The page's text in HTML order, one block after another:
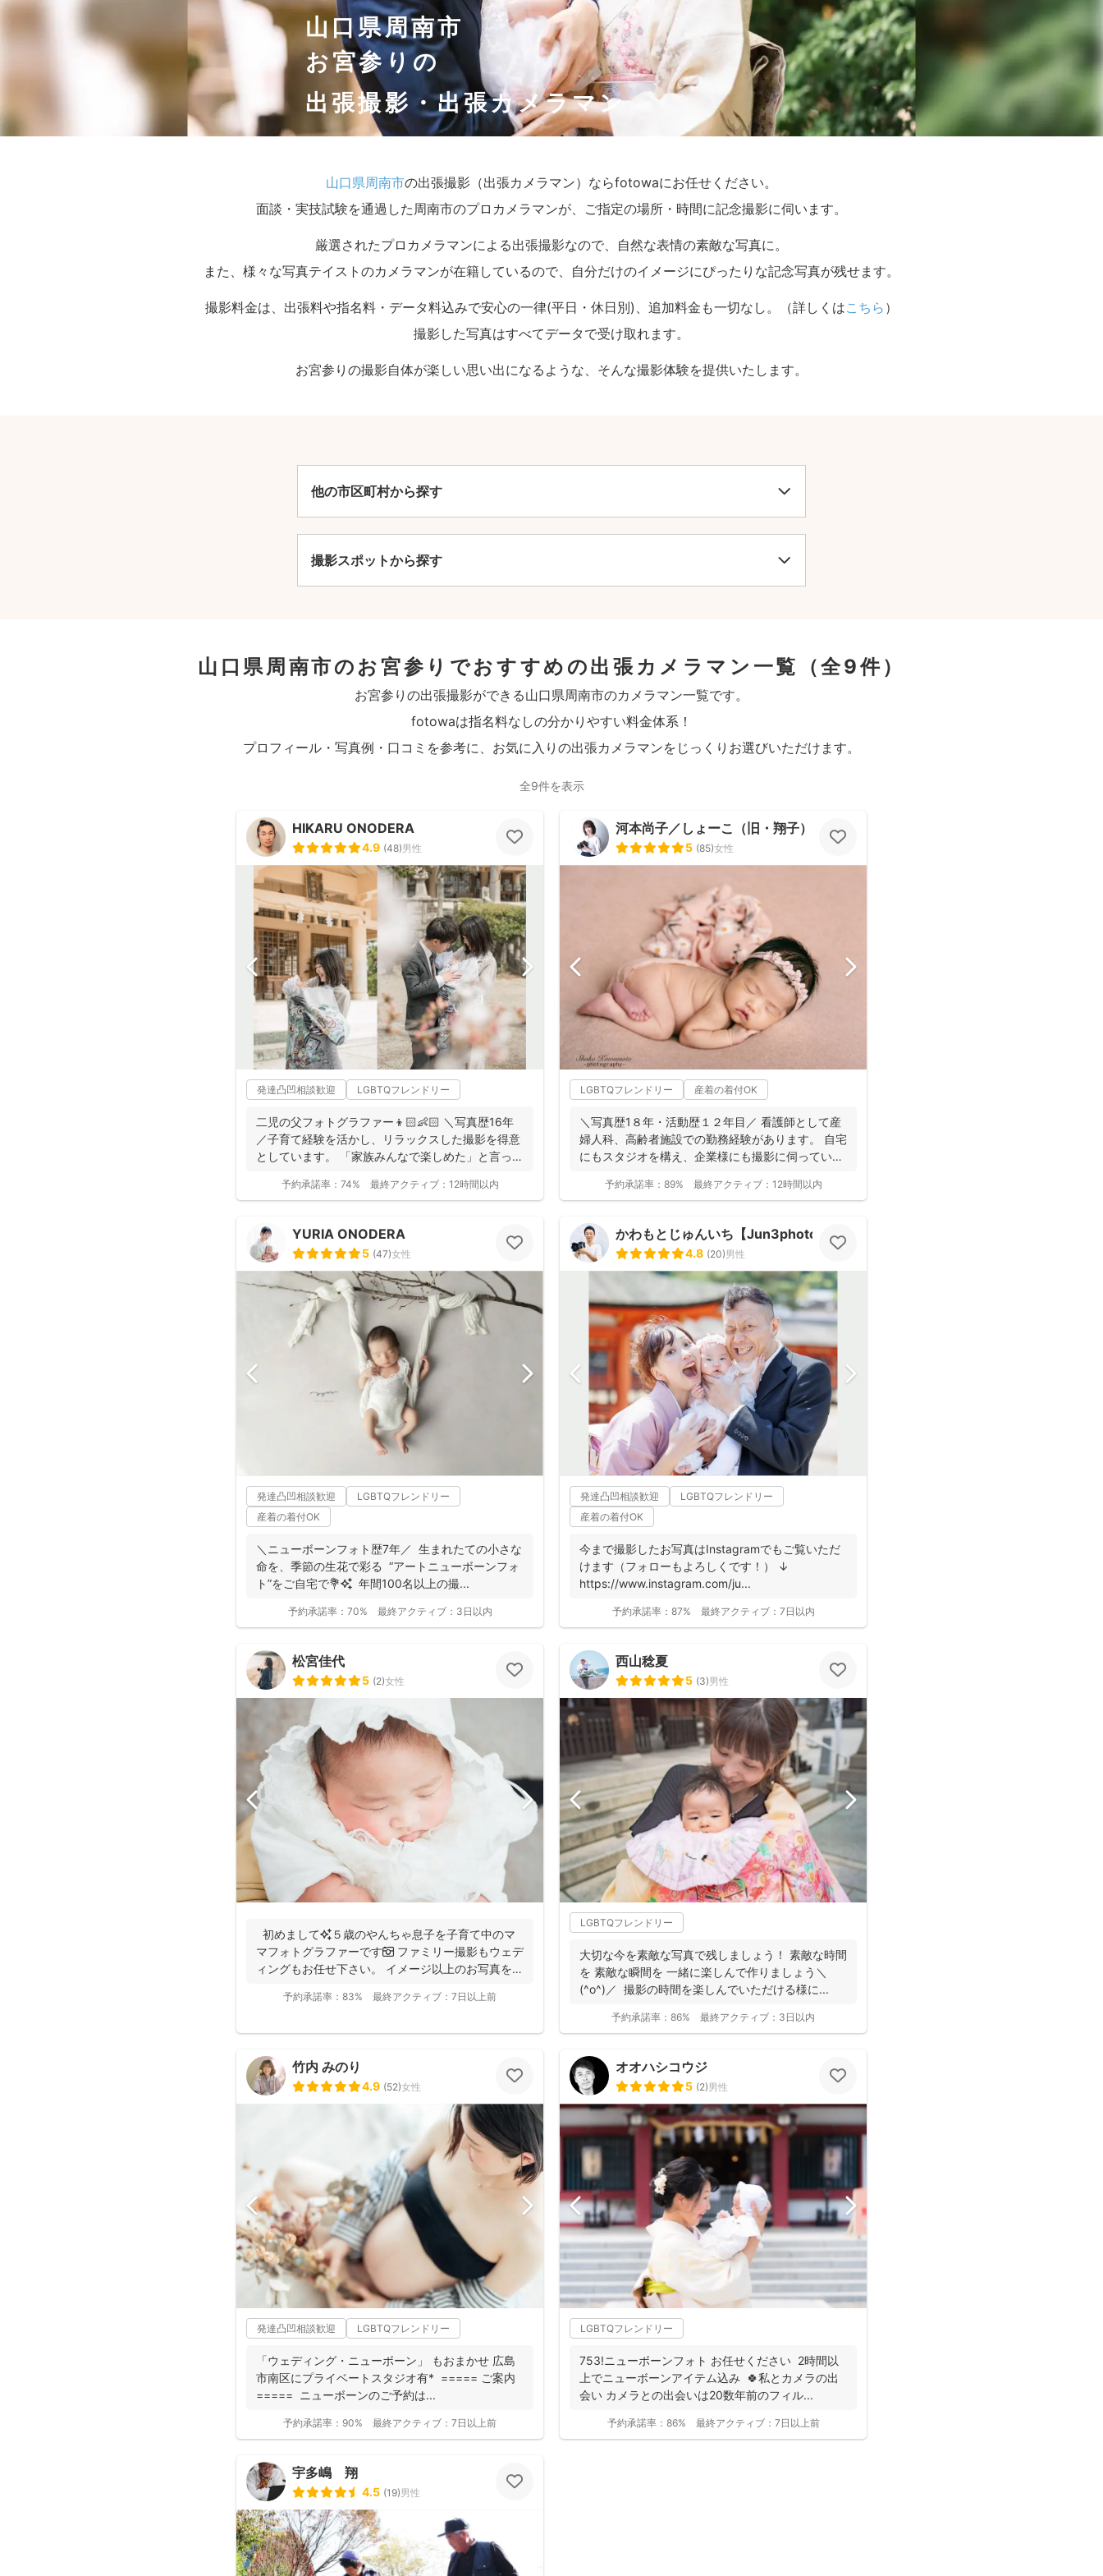
山口県周南市
お宮参りの
出張撮影・出張カメラマン
山口県周南市の出張撮影（出張カメラマン）ならfotowaにお任せください。
面談・実技試験を通過した周南市のプロカメラマンが、ご指定の場所・時間に記念撮影に伺います。
厳選されたプロカメラマンによる出張撮影なので、自然な表情の素敵な写真に。
また、様々な写真テイストのカメラマンが在籍しているので、自分だけのイメージにぴったりな記念写真が残せます。
撮影料金は、出張料や指名料・データ料込みで安心の一律(平日・休日別)、追加料金も一切なし。（詳しくはこちら ）
撮影した写真はすべてデータで受け取れます。
お宮参りの撮影自体が楽しい思い出になるような、そんな撮影体験を提供いたします。
他の市区町村から探す
撮影スポットから探す
山口県周南市のお宮参りでおすすめの出張カメラマン一覧 （全9件）
お宮参りの出張撮影ができる山口県周南市のカメラマン一覧です。
fotowaは指名料なしの分かりやすい料金体系！
プロフィール・写真例・口コミを参考に、お気に入りの出張カメラマンをじっくりお選びいただけます。
全9件を表示
HIKARU ONODERA
4.9 (48)男性
発達凸凹相談歓迎 LGBTQフレンドリー
二児の父フォトグラファー👦🏻👶🏻 ＼写真歴16年
／子育て経験を活かし、リラックスした撮影を得意
としています。 「家族みんなで楽しめた」と言って
予約承諾率： 74% 最終アクティブ： 12時間以内
河本尚子／しょーこ（旧・翔子）
5 (85)女性
LGBTQフレンドリー 産着の着付OK
＼写真歴1８年・活動歴１２年目／ 看護師として産
婦人科、高齢者施設での勤務経験があります。 自宅
にもスタジオを構え、企業様にも撮影に伺っていま
予約承諾率： 89% 最終アクティブ： 12時間以内
YURIA ONODERA
5 (47)女性
発達凸凹相談歓迎
LGBTQフレンドリー
産着の着付OK
＼ニューボーンフォト歴7年／ 生まれたての小さな
命を、季節の生花で彩る “アートニューボーンフォ
ト”をご自宅で💐✨ 年間100名以上の撮...
予約承諾率： 70% 最終アクティブ： 3日以内
かわもとじゅんいち【Jun3photo】
4.8 (20)男性
発達凸凹相談歓迎
LGBTQフレンドリー
産着の着付OK
今まで撮影したお写真はInstagramでもご覧いただ
けます（フォローもよろしくです！） ↓
https://www.instagram.com/ju...
予約承諾率： 87% 最終アクティブ： 7日以内
松宮佳代
5 (2)女性
初めまして✨５歳のやんちゃ息子を子育て中のマ
マフォトグラファーです📷 ファミリー撮影もウェデ
ィングもお任せ下さい。 イメージ以上のお写真をお
予約承諾率： 83% 最終アクティブ： 7日以上前
西山稔夏
5 (3)男性
LGBTQフレンドリー
大切な今を素敵な写真で残しましょう！ 素敵な時間
を 素敵な瞬間を 一緒に楽しんで作りましょう＼
(^o^)／ 撮影の時間を楽しんでいただける様に...
予約承諾率： 86% 最終アクティブ： 3日以内
竹内 みのり
4.9 (52)女性
発達凸凹相談歓迎 LGBTQフレンドリー
「ウェディング・ニューボーン」 もおまかせ 広島
市南区にプライベートスタジオ有* ===== ご案内
===== ニューボーンのご予約は...
予約承諾率： 90% 最終アクティブ： 7日以上前
オオハシコウジ
5 (2)男性
LGBTQフレンドリー
753!ニューボーンフォト お任せください 2時間以
上でニューボーンアイテム込み 🍀私とカメラの出
会い カメラとの出会いは20数年前のフィル...
予約承諾率： 86% 最終アクティブ： 7日以上前
宇多嶋 翔
4.5 (19)男性